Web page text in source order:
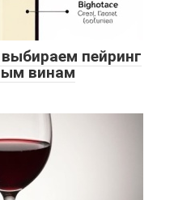
пейринг
винам